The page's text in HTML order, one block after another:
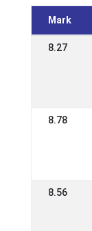
Mark
8.27
8.78
8.56